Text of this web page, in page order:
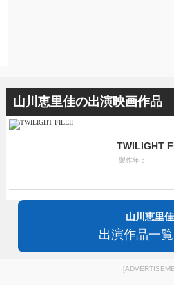
山川恵里佳の出演映画作品
TWILIGHT
製作年：
山川恵里
出演作品一